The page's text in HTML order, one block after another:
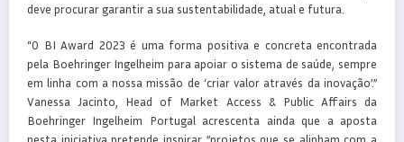
deve procurar garantir a sua sustentabilidade, atual e futura.
“O BI Award 2023 é uma forma positiva e concreta encontrada
pela Boehringer Ingelheim para apoiar o sistema de saúde, sempre
em linha com a nossa missão de ‘criar valor através da inovação’.”
Vanessa Jacinto, Head of Market Access & Public Affairs da
Boehringer Ingelheim Portugal acrescenta ainda que a aposta